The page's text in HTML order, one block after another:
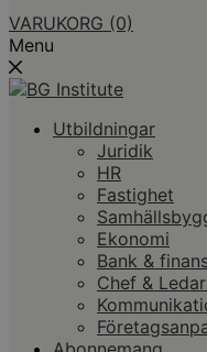
VARUKORG (0)
Menu
Utbildningar
Juridik
HR
Fastighet
Ekonomi
Bank &
Chef &